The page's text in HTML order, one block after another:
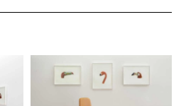
Milano; 2010:Life is A
Run Space, Milano.
collettive. 2013:Spazio
Premio Terna 04